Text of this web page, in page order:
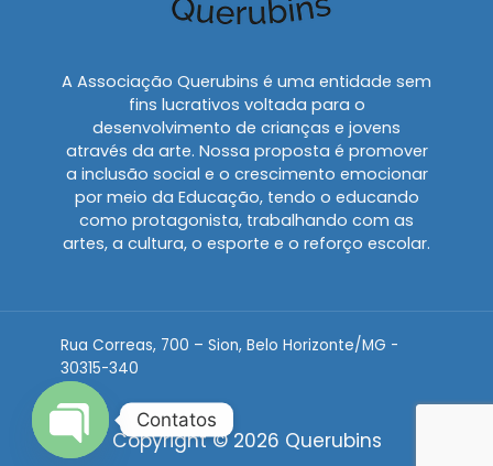
A Associação Querubins é uma entidade sem
fins lucrativos voltada para o
desenvolvimento de crianças e jovens
através da arte. Nossa proposta é promover
a inclusão social e o crescimento emocionar
por meio da Educação, tendo o educando
como protagonista, trabalhando com as
artes, a cultura, o esporte e o reforço escolar.
Rua Correas, 700 – Sion, Belo Horizonte/MG -
30315-340
Copyright © 2026 Querubins
Contatos
OPEN CHATY